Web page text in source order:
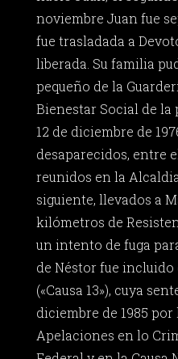
noviembre Juan fue
fue trasladada a
liberada. Su familia
pequeño de la
Bienestar Social de la
12 de diciembre de
desaparecidos, entre
reunidos en la
siguiente, llevados a
kilómetros de
un intento de fuga
de Néstor fue incluido
(«Causa 13»), cuya
diciembre de 1985
Apelaciones en lo